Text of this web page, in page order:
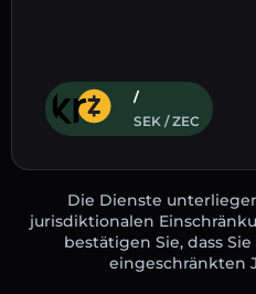
/
SEK / ZEC
Die Dienste
jurisdiktionalen
bestätigen Sie, dass
eingeschränkten